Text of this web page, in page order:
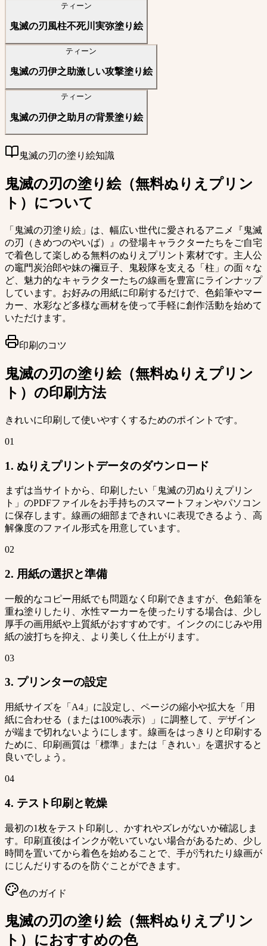
ティーン
鬼滅の刃風柱不死川実弥塗り絵
ティーン
鬼滅の刃伊之助激しい攻撃塗り絵
ティーン
鬼滅の刃伊之助月の背景塗り絵
鬼滅の刃の塗り絵知識
鬼滅の刃の塗り絵（無料ぬりえプリン
ト）について
「鬼滅の刃塗り絵」は、幅広い世代に愛されるアニメ『鬼滅
の刃（きめつのやいば）』の登場キャラクターたちをご自宅
で着色して楽しめる無料のぬりえプリント素材です。主人公
の竈門炭治郎や妹の禰豆子、鬼殺隊を支える「柱」の面々な
ど、魅力的なキャラクターたちの線画を豊富にラインナップ
しています。お好みの用紙に印刷するだけで、色鉛筆やマー
カー、水彩など多様な画材を使って手軽に創作活動を始めて
いただけます。
印刷のコツ
鬼滅の刃の塗り絵（無料ぬりえプリン
ト）の印刷方法
きれいに印刷して使いやすくするためのポイントです。
01
1. ぬりえプリントデータのダウンロード
まずは当サイトから、印刷したい「鬼滅の刃ぬりえプリン
ト」のPDFファイルをお手持ちのスマートフォンやパソコン
に保存します。線画の細部まできれいに表現できるよう、高
解像度のファイル形式を用意しています。
02
2. 用紙の選択と準備
一般的なコピー用紙でも問題なく印刷できますが、色鉛筆を
重ね塗りしたり、水性マーカーを使ったりする場合は、少し
厚手の画用紙や上質紙がおすすめです。インクのにじみや用
紙の波打ちを抑え、より美しく仕上がります。
03
3. プリンターの設定
用紙サイズを「A4」に設定し、ページの縮小や拡大を「用
紙に合わせる（または100%表示）」に調整して、デザイン
が端まで切れないようにします。線画をはっきりと印刷する
ために、印刷画質は「標準」または「きれい」を選択すると
良いでしょう。
04
4. テスト印刷と乾燥
最初の1枚をテスト印刷し、かすれやズレがないか確認しま
す。印刷直後はインクが乾いていない場合があるため、少し
時間を置いてから着色を始めることで、手が汚れたり線画が
にじんだりするのを防ぐことができます。
色のガイド
鬼滅の刃の塗り絵（無料ぬりえプリン
ト）におすすめの色